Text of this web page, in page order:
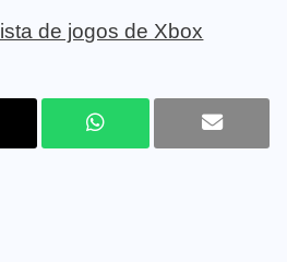
lista de jogos de Xbox